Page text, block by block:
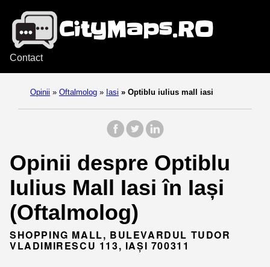
Contact
Opinii » Oftalmolog » Iasi » Optiblu iulius mall iasi
Opinii despre Optiblu
Iulius Mall Iasi în Iași
(Oftalmolog)
SHOPPING MALL, BULEVARDUL TUDOR
VLADIMIRESCU 113, IAȘI 700311